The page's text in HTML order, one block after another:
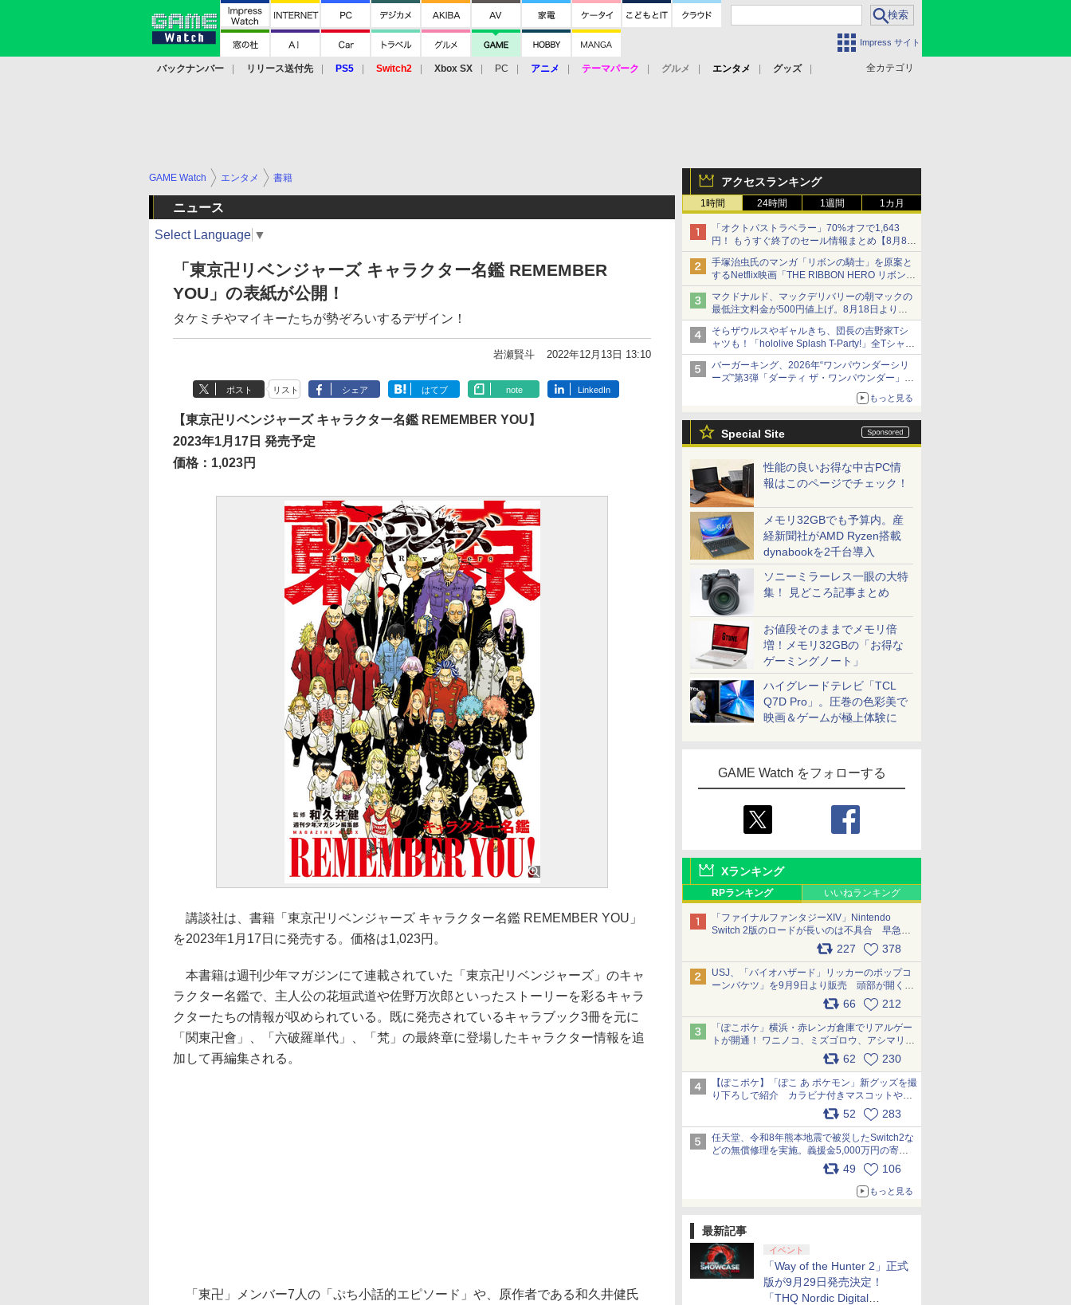
Impress サイト
全カテゴリ
バックナンバー リリース送付先 PS5 Switch2 Xbox SX PC アニメ テーマパーク グルメ エンタメ
グッズ
アクセスランキング
1時間 24時間 1週間 1カ月
「オクトパストラベラー」70%オフで1,643
円！ もうすぐ終了のセール情報まとめ【8月8日
更新】
ニンテンドーeショップでは「大神 絶景版」が
67%オフで990円
手塚治虫氏のマンガ「リボンの騎士」を原案と
するNetflix映画「THE RIBBON HERO リボンヒ
ーロー」本日配信開始
マクドナルド、マックデリバリーの朝マックの
最低注文料金が500円値上げ。8月18日より
1,500円から受付
そらザウルスやギャルきち、団長の吉野家Tシ
ャツも！「hololive Splash T-Party!」全Tシャツ
ラインナップ公開＆オンライン販売開始
バーガーキング、2026年“ワンパウンダーシリ
ーズ”第3弾「ダーティ ザ・ワンパウンダー」を
「特製ガーリックマヨソース」を使用した超大
もっと見る
Special Site
性能の良いお得な中古PC情
報はこのページでチェック！
メモリ32GBでも予算内。産
経新聞社がAMD Ryzen搭載
dynabookを2千台導入
ソニーミラーレス一眼の大特
集！ 見どころ記事まとめ
お値段そのままでメモリ倍
増！メモリ32GBの「お得な
ゲーミングノート」
ハイグレードテレビ「TCL
Q7D Pro」。圧巻の色彩美で
映画＆ゲームが極上体験に
GAME Watch をフォローする
Xランキング
RPランキング いいねランキング
「ファイナルファンタジーXIV」Nintendo
Switch 2版のロードが長いのは不具合 早急に
アップデートできるよう対応中227 378
USJ、「バイオハザード」リッカーのポップコ
ーンバケツ」を9月9日より販売 頭部が開く仕
組み。味は恐怖を堪のう「味噌フレーバー」
66 212
「ぽこポケ」横浜・赤レンガ倉庫でリアルゲー
トが開通！ ワニノコ、ミズゴロウ、アシマリ登
場シーンをレポート pic.x.com/LDgEByVl6D
62 230
【ぽこポケ】「ぽこ あ ポケモン」新グッズを撮
り下ろしで紹介 カラビナ付きマスコットやス
52 283
任天堂、令和8年熊本地震で被災したSwitch2な
どの無償修理を実施。義援金5,000万円の寄付
も発表 pic.x.com/BAYsMfUfUC
49 106
もっと見る
最新記事
イベント
「Way of the Hunter 2」正式
版が9月29日発売決定！
「THQ Nordic Digital
GAME Watch エンタメ 書籍
ニュース
Select Language ▼
「東京卍リベンジャーズ キャラクター名鑑 REMEMBER
YOU」の表紙が公開！
タケミチやマイキーたちが勢ぞろいするデザイン！
岩瀬賢斗 2022年12月13日 13:10
ポスト リスト シェア はてブ note LinkedIn
【東京卍リベンジャーズ キャラクター名鑑 REMEMBER YOU】
2023年1月17日 発売予定
価格：1,023円
講談社は、書籍「東京卍リベンジャーズ キャラクター名鑑 REMEMBER YOU」
を2023年1月17日に発売する。価格は1,023円。
本書籍は週刊少年マガジンにて連載されていた「東京卍リベンジャーズ」のキャ
ラクター名鑑で、主人公の花垣武道や佐野万次郎といったストーリーを彩るキャラ
クターたちの情報が収められている。既に発売されているキャラブック3冊を元に
「関東卍會」、「六破羅単代」、「梵」の最終章に登場したキャラクター情報を追
加して再編集される。
「東卍」メンバー7人の「ぷち小話的エピソード」や、原作者である和久井健氏